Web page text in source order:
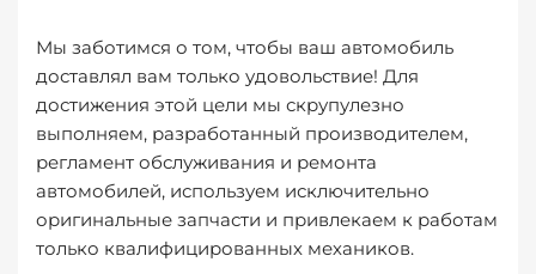
Мы заботимся о том, чтобы ваш автомобиль
доставлял вам только удовольствие! Для
достижения этой цели мы скрупулезно
выполняем, разработанный производителем,
регламент обслуживания и ремонта
автомобилей, используем исключительно
оригинальные запчасти и привлекаем к работам
только квалифицированных механиков.